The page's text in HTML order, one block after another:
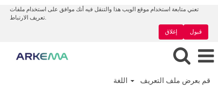
تعني متابعة استخدام موقع الويب هذا والتنقل فيه أنك موافق على استخدام ملفات
تعريف الارتباط.
قبول إغلاق
قم بعرض ملف التعريف